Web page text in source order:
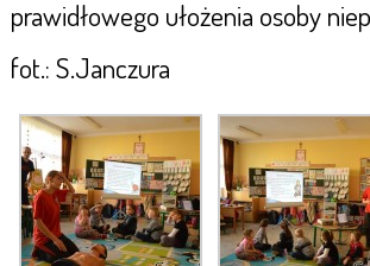
prawidłowego ułożenia osoby
fot.: S.Janczura